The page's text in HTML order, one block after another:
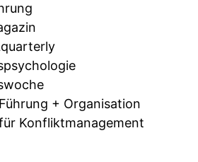
+ Organisation
Konfliktmanagement